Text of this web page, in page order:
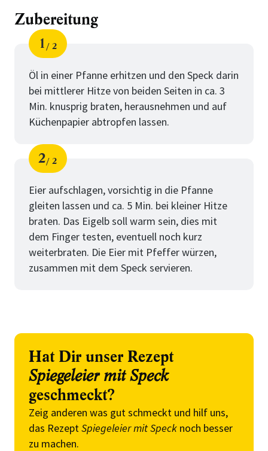
Zubereitung
Schritt
1
von
2
Öl in einer Pfanne erhitzen und den Speck darin
bei mittlerer Hitze von beiden Seiten in ca. 3
Min. knusprig braten, herausnehmen und auf
Küchenpapier abtropfen lassen.
Schritt
2
von
2
Eier aufschlagen, vorsichtig in die Pfanne
gleiten lassen und ca. 5 Min. bei kleiner Hitze
braten. Das Eigelb soll warm sein, dies mit
dem Finger testen, eventuell noch kurz
weiterbraten. Die Eier mit Pfeffer würzen,
zusammen mit dem Speck servieren.
Hat Dir unser Rezept
Spiegeleier mit Speck
geschmeckt?
Zeig anderen was gut schmeckt und hilf uns,
das RezeptSpiegeleier mit Speck noch besser
zu machen.